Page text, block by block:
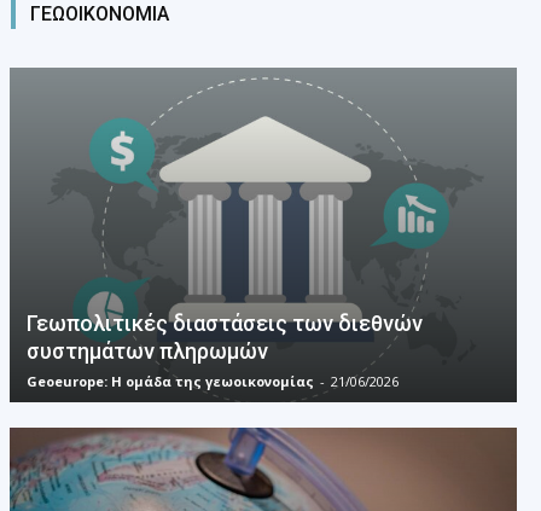
ΓΕΩΟΙΚΟΝΟΜΙΑ
Γεωπολιτικές διαστάσεις των διεθνών
συστημάτων πληρωμών
Geoeurope: H ομάδα της γεωοικονομίας - 21/06/2026